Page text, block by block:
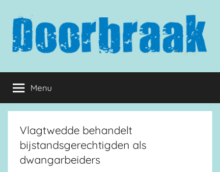
inhoud
springen
Doorbraak.eu
Menu
Vlagtwedde behandelt
bijstandsgerechtigden als
dwangarbeiders